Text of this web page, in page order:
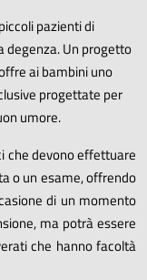
pazienti di
degenza. Un progetto
ai bambini uno
progettate per
umore.
che devono effettuare
o un esame, offrendo
di un momento
ma potrà essere
che hanno facoltà